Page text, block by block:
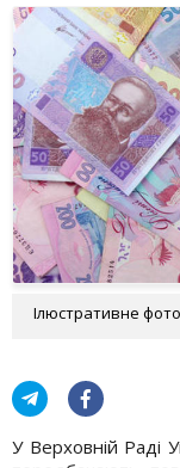
Ілюстративне
У Верховній Раді